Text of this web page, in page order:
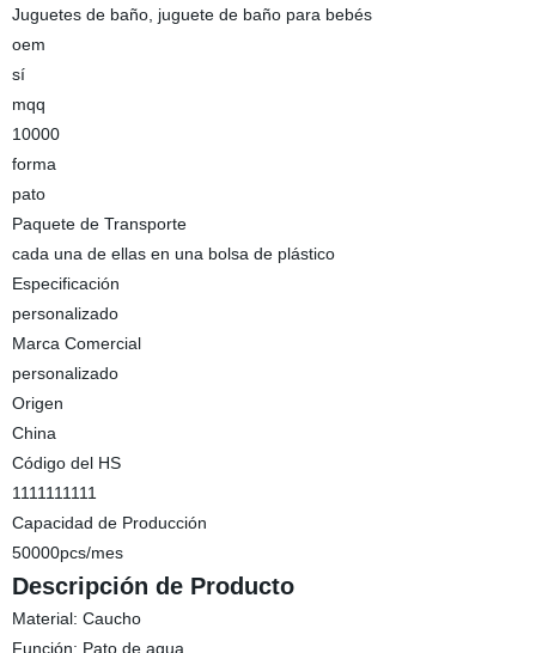
Juguetes de baño, juguete de baño para bebés
oem
sí
mqq
10000
forma
pato
Paquete de Transporte
cada una de ellas en una bolsa de plástico
Especificación
personalizado
Marca Comercial
personalizado
Origen
China
Código del HS
1111111111
Capacidad de Producción
50000pcs/mes
Descripción de Producto
Material: Caucho
Función: Pato de agua